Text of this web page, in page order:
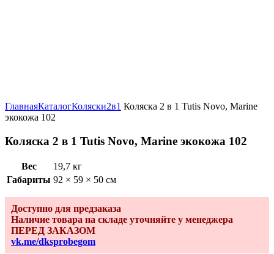
ГлавнаяКаталогКоляски2в1 Коляска 2 в 1 Tutis Novo, Marine
экокожа 102
Коляска 2 в 1 Tutis Novo, Marine экокожа 102
Вес
19,7 кг
Габариты 92 × 59 × 50 см
Доступно для предзаказа
Наличие товара на складе уточняйте у менеджера
ПЕРЕД ЗАКАЗОМ
vk.me/dksprobegom